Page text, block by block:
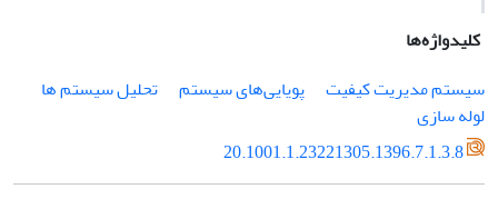
کلیدواژه‌ها
سیستم مدیریت کیفیت
پویایی‌های سیستم
تحلیل سیستم ها
لوله سازی
20.1001.1.23221305.1396.7.1.3.8